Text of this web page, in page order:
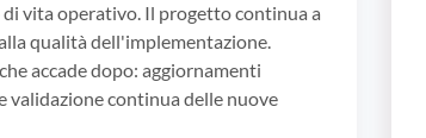
vita operativo. Il progetto continua a
qualità dell'implementazione.
accade dopo: aggiornamenti
validazione continua delle nuove